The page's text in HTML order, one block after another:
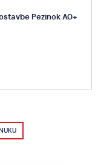
Pezinok A0+